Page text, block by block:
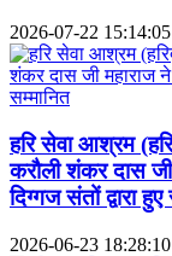
2026-07-22 15:14:05
हरि सेवा आश्रम
करौली शंकर दास
दिग्गज संतों द्वारा
2026-06-23 18:28:10